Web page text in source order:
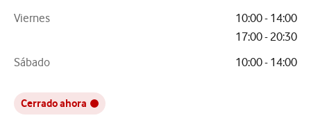
Viernes
10:00 - 14:00
17:00 - 20:30
Sábado
10:00 - 14:00
Cerrado ahora